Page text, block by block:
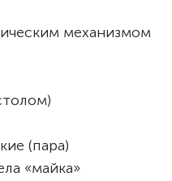
механизмом
(пара)
«майка»